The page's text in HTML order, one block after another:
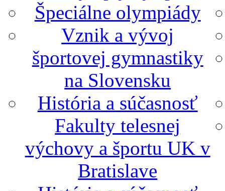
Špeciálne olympiády
Vznik a vývoj
športovej gymnastiky
na Slovensku
História a súčasnosť
Fakulty telesnej
výchovy a športu UK v
Bratislave